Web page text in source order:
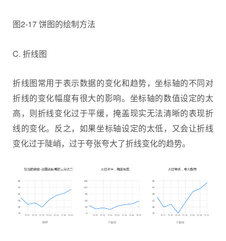
图2-17 饼图的绘制方法
C. 折线图
折线图常用于表示数据的变化和趋势，坐标轴的不同对
折线的变化幅度有很大的影响。坐标轴的数值设定的太
高，则折线变化过于平缓，掩盖现实无法清晰的表现折
线的变化。反之，如果坐标轴设定的太低，又会让折线
变化过于陡峭，过于夸张夸大了折线变化的趋势。